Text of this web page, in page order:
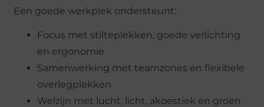
Een goede werkplek ondersteunt:
Focus met stilteplekken, goede verlichting
en ergonomie
Samenwerking met teamzones en flexibele
overlegplekken
Welzijn met lucht, licht, akoestiek en groen